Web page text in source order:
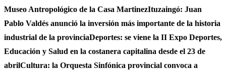
Museo Antropológico de la Casa MartinezItuzaingó: Juan
Pablo Valdés anunció la inversión más importante de la historia
industrial de la provinciaDeportes: se viene la II Expo Deportes,
Educación y Salud en la costanera capitalina desde el 23 de
abrilCultura: la Orquesta Sinfónica provincial convoca a